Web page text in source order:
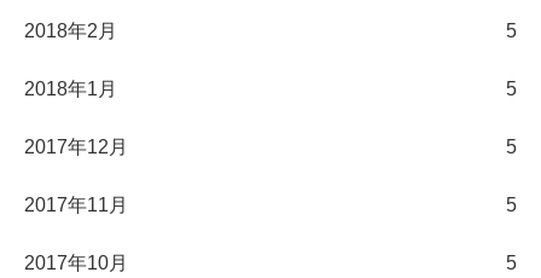
2018年2月 5
2018年1月 5
2017年12月 5
2017年11月 5
2017年10月 5